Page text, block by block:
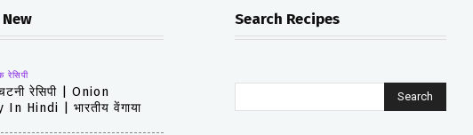
रेसिपी
रेसिपी | Onion
In Hindi | भारतीय वेंगाया
Search Recipes
Search